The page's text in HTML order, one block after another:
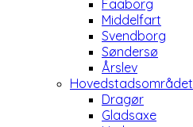
Faaborg
Middelfart
Svendborg
Søndersø
Årslev
Hovedstadsområdet
Dragør
Gladsaxe